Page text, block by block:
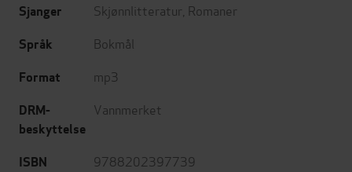
Sjanger Skjønnlitteratur Romaner
Språk Bokmål
Format mp3
DRM-
beskyttelse
Vannmerket
ISBN 9788202397739